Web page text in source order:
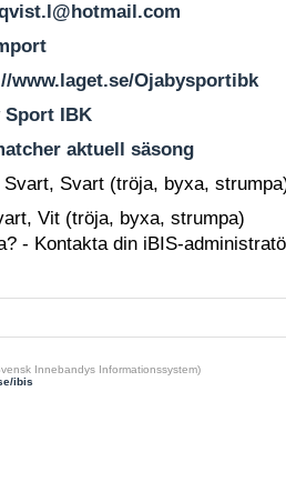
www.laget.se/Ojabysportibk
Sport IBK
aktuell säsong
Svart, Svart (tröja, byxa,
Vit (tröja, byxa, strumpa)
- Kontakta din iBIS-
Innebandys Informationssystem)
ibis